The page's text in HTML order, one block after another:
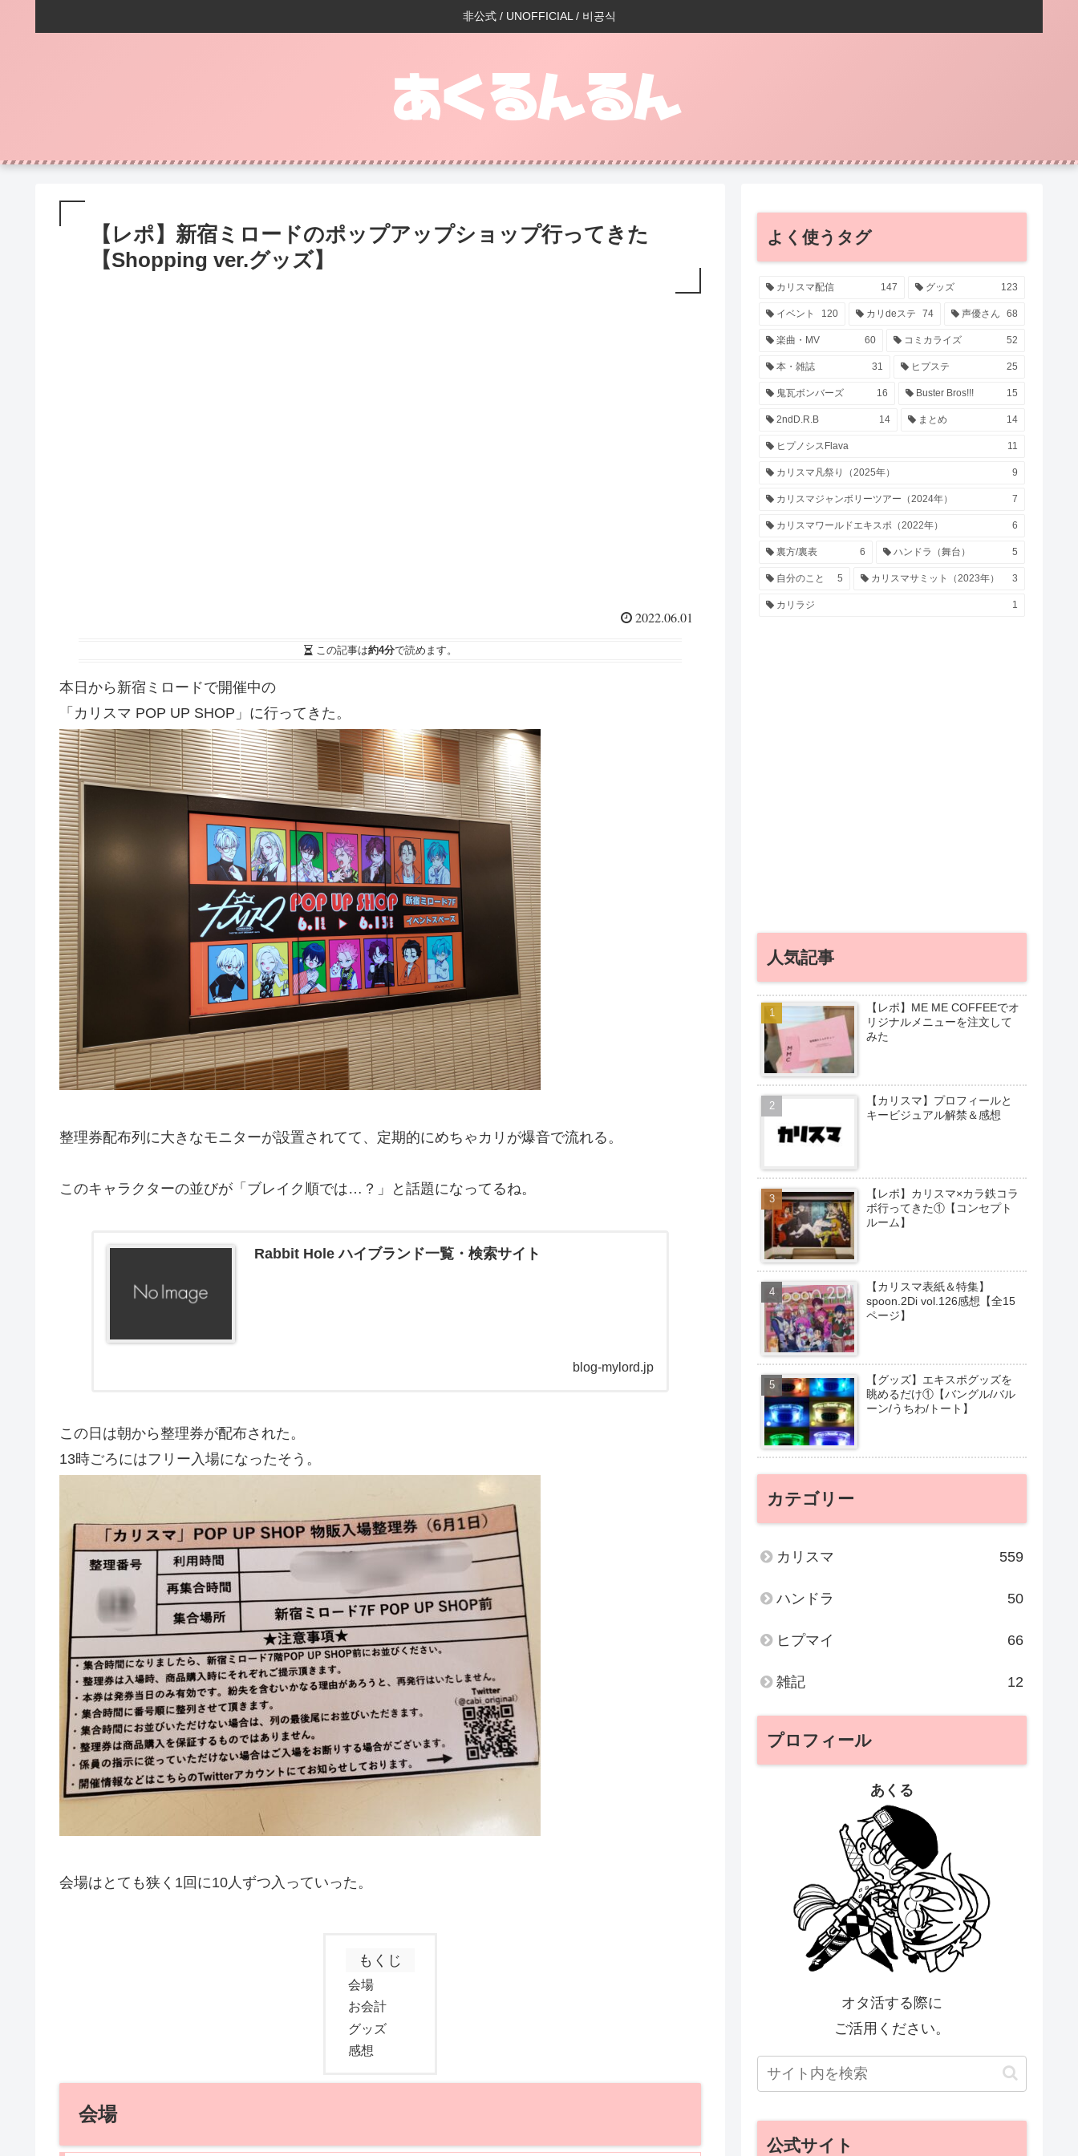
非公式 / UNOFFICIAL / 비공식
【レポ】新宿ミロードのポップアップショップ行ってきた
【Shopping ver.グッズ】
2022.06.01
この記事は約4分で読めます。
本日から新宿ミロードで開催中の
「カリスマ POP UP SHOP」に行ってきた。
整理券配布列に大きなモニターが設置されてて、定期的にめちゃカリが爆音で流れる。
このキャラクターの並びが「ブレイク順では…？」と話題になってるね。
Rabbit Hole ハイブランド一覧・検索サイト
blog-mylord.jp
この日は朝から整理券が配布された。
13時ごろにはフリー入場になったそう。
会場はとても狭く1回に10人ずつ入っていった。
もくじ
会場
お会計
グッズ
感想
会場
よく使うタグ
カリスマ配信 147 グッズ 123
イベント 120 カリdeステ 74 声優さん 68
楽曲・MV 60 コミカライズ 52
本・雑誌 31 ヒプステ 25
鬼瓦ボンバーズ 16 Buster Bros!!! 15
2ndD.R.B 14 まとめ 14
ヒプノシスFlava 11
カリスマ凡祭り（2025年） 9
カリスマジャンボリーツアー（2024年） 7
カリスマワールドエキスポ（2022年） 6
裏方/裏表 6 ハンドラ（舞台） 5
自分のこと 5 カリスマサミット（2023年） 3
カリラジ 1
人気記事
【レポ】ME ME COFFEEでオ
リジナルメニューを注文して
みた
【カリスマ】プロフィールと
キービジュアル解禁＆感想
【レポ】カリスマ×カラ鉄コラ
ボ行ってきた①【コンセプト
ルーム】
【カリスマ表紙＆特集】
spoon.2Di vol.126感想【全15
ページ】
【グッズ】エキスポグッズを
眺めるだけ①【バングル/バル
ーン/うちわ/トート】
カテゴリー
カリスマ 559
ハンドラ 50
ヒプマイ 66
雑記 12
プロフィール
あくる
オタ活する際に
ご活用ください。
公式サイト